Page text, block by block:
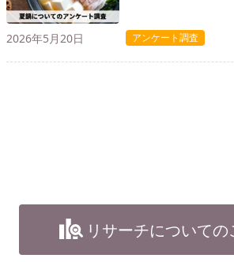
2026年5月20日 アンケート調査
リサーチについての